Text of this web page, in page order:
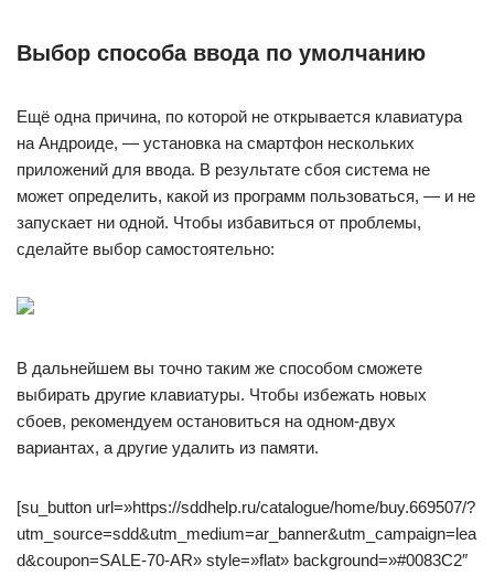
Выбор способа ввода по умолчанию
Ещё одна причина, по которой не открывается клавиатура
на Андроиде, — установка на смартфон нескольких
приложений для ввода. В результате сбоя система не
может определить, какой из программ пользоваться, — и не
запускает ни одной. Чтобы избавиться от проблемы,
сделайте выбор самостоятельно:
В дальнейшем вы точно таким же способом сможете
выбирать другие клавиатуры. Чтобы избежать новых
сбоев, рекомендуем остановиться на одном-двух
вариантах, а другие удалить из памяти.
[su_button url=»https://sddhelp.ru/catalogue/home/buy.669507/?
utm_source=sdd&utm_medium=ar_banner&utm_campaign=lea
d&coupon=SALE-70-AR» style=»flat» background=»#0083C2″